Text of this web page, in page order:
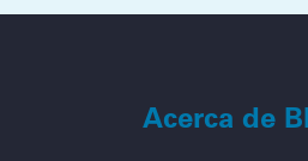
Acerca de